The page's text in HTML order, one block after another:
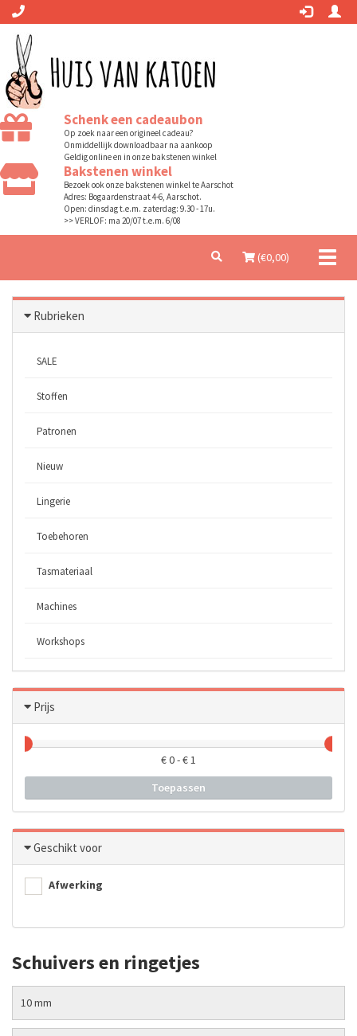
Schenk een cadeaubon
Op zoek naar een origineel cadeau?
Onmiddellijk downloadbaar na aankoop
Geldig online en in onze bakstenen winkel
Bakstenen winkel
Bezoek ook onze bakstenen winkel te Aarschot
Adres: Bogaardenstraat 4-6, Aarschot.
Open: dinsdag t.e.m. zaterdag: 9.30 - 17u.
>> VERLOF: ma 20/07 t.e.m. 6/08
(€0,00)
Rubrieken
SALE
Stoffen
Patronen
Nieuw
Lingerie
Toebehoren
Tasmateriaal
Machines
Workshops
Prijs
€0- €1
Toepassen
Geschikt voor
Afwerking
Schuivers en ringetjes
10 mm